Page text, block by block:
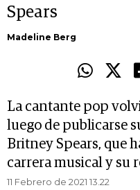
Spears
Madeline Berg
La cantante pop
luego de publicarse
Britney Spears, que
carrera musical y su
11 Febrero de 2021 13.22